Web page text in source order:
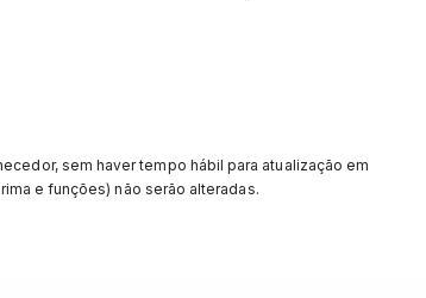
sem haver tempo hábil para atualização em
e funções) não serão alteradas.